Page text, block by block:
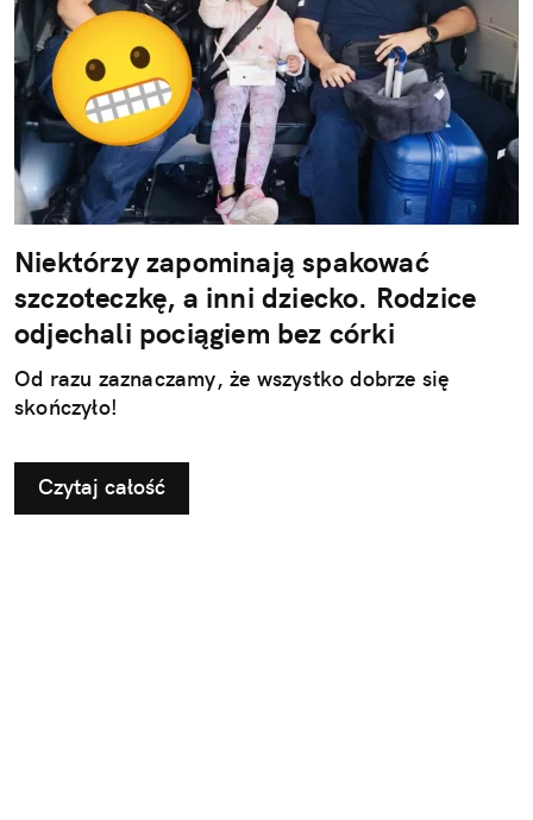
Niektórzy zapominają spakować
szczoteczkę, a inni dziecko. Rodzice
odjechali pociągiem bez córki
Od razu zaznaczamy, że wszystko dobrze się
skończyło!
Czytaj całość